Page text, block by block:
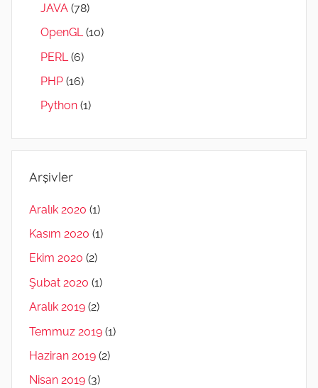
JAVA (78)
OpenGL(10)
PERL (6)
PHP (16)
Python (1)
Arşivler
Aralık 2020 (1)
Kasım 2020 (1)
Ekim 2020 (2)
Şubat 2020 (1)
Aralık 2019 (2)
Temmuz 2019 (1)
Haziran 2019 (2)
Nisan 2019 (3)